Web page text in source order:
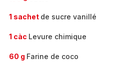
1 sachet de sucre vanillé
1 càc Levure chimique
60 g Farine de coco